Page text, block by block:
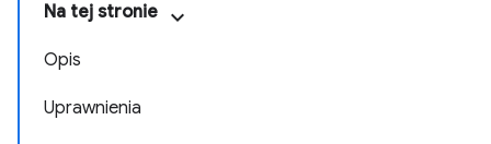
Na tej stronie
Opis
Uprawnienia